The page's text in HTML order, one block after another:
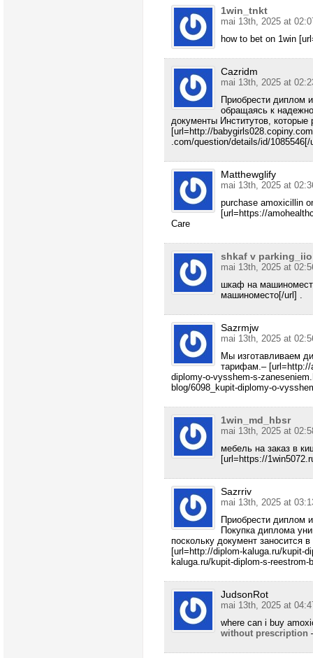
1win_tnkt
mai 13th, 2025 at
how to bet on 1win
Cazridm
mai 13th, 2025 at
Приобрести диплом
обращаясь к
документы Институтов,
[url=http://
.com/question/details/id/1085546[/
Matthewglify
mai 13th, 2025 at
purchase amoxicillin
[url=https://
Care
shkaf v
mai 13th, 2025 at
шкаф на
машиноместо[/url] .
Sazrmjw
mai 13th, 2025 at
Мы изготавливаем
тарифам.– [url=http://
diplomy-o-vysshem-s-
blog/6098_kupit-diplomy-o-
1win_md_hbsr
mai 13th, 2025 at
мебель на заказ в
[url=https://
Sazrriv
mai 13th, 2025 at
Приобрести диплом
Покупка диплома
поскольку документ заносится
[url=http://diplom-kaluga.ru/kupit-
kaluga.ru/kupit-diplom-s-reestrom-
JudsonRot
mai 13th, 2025 at
where can i buy
without prescription